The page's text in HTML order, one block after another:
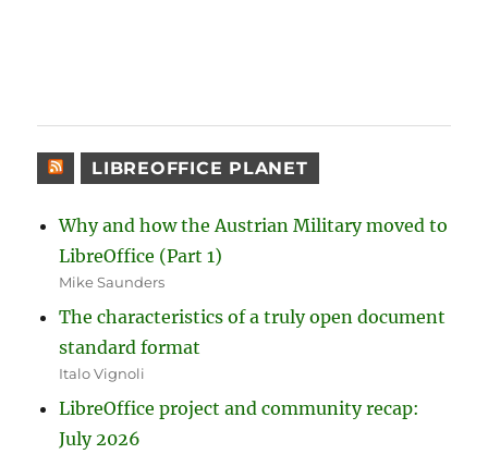
LIBREOFFICE PLANET
Why and how the Austrian Military moved to
LibreOffice (Part 1)
Mike Saunders
The characteristics of a truly open document
standard format
Italo Vignoli
LibreOffice project and community recap:
July 2026